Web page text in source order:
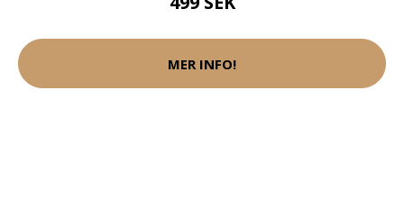
MER INFO!